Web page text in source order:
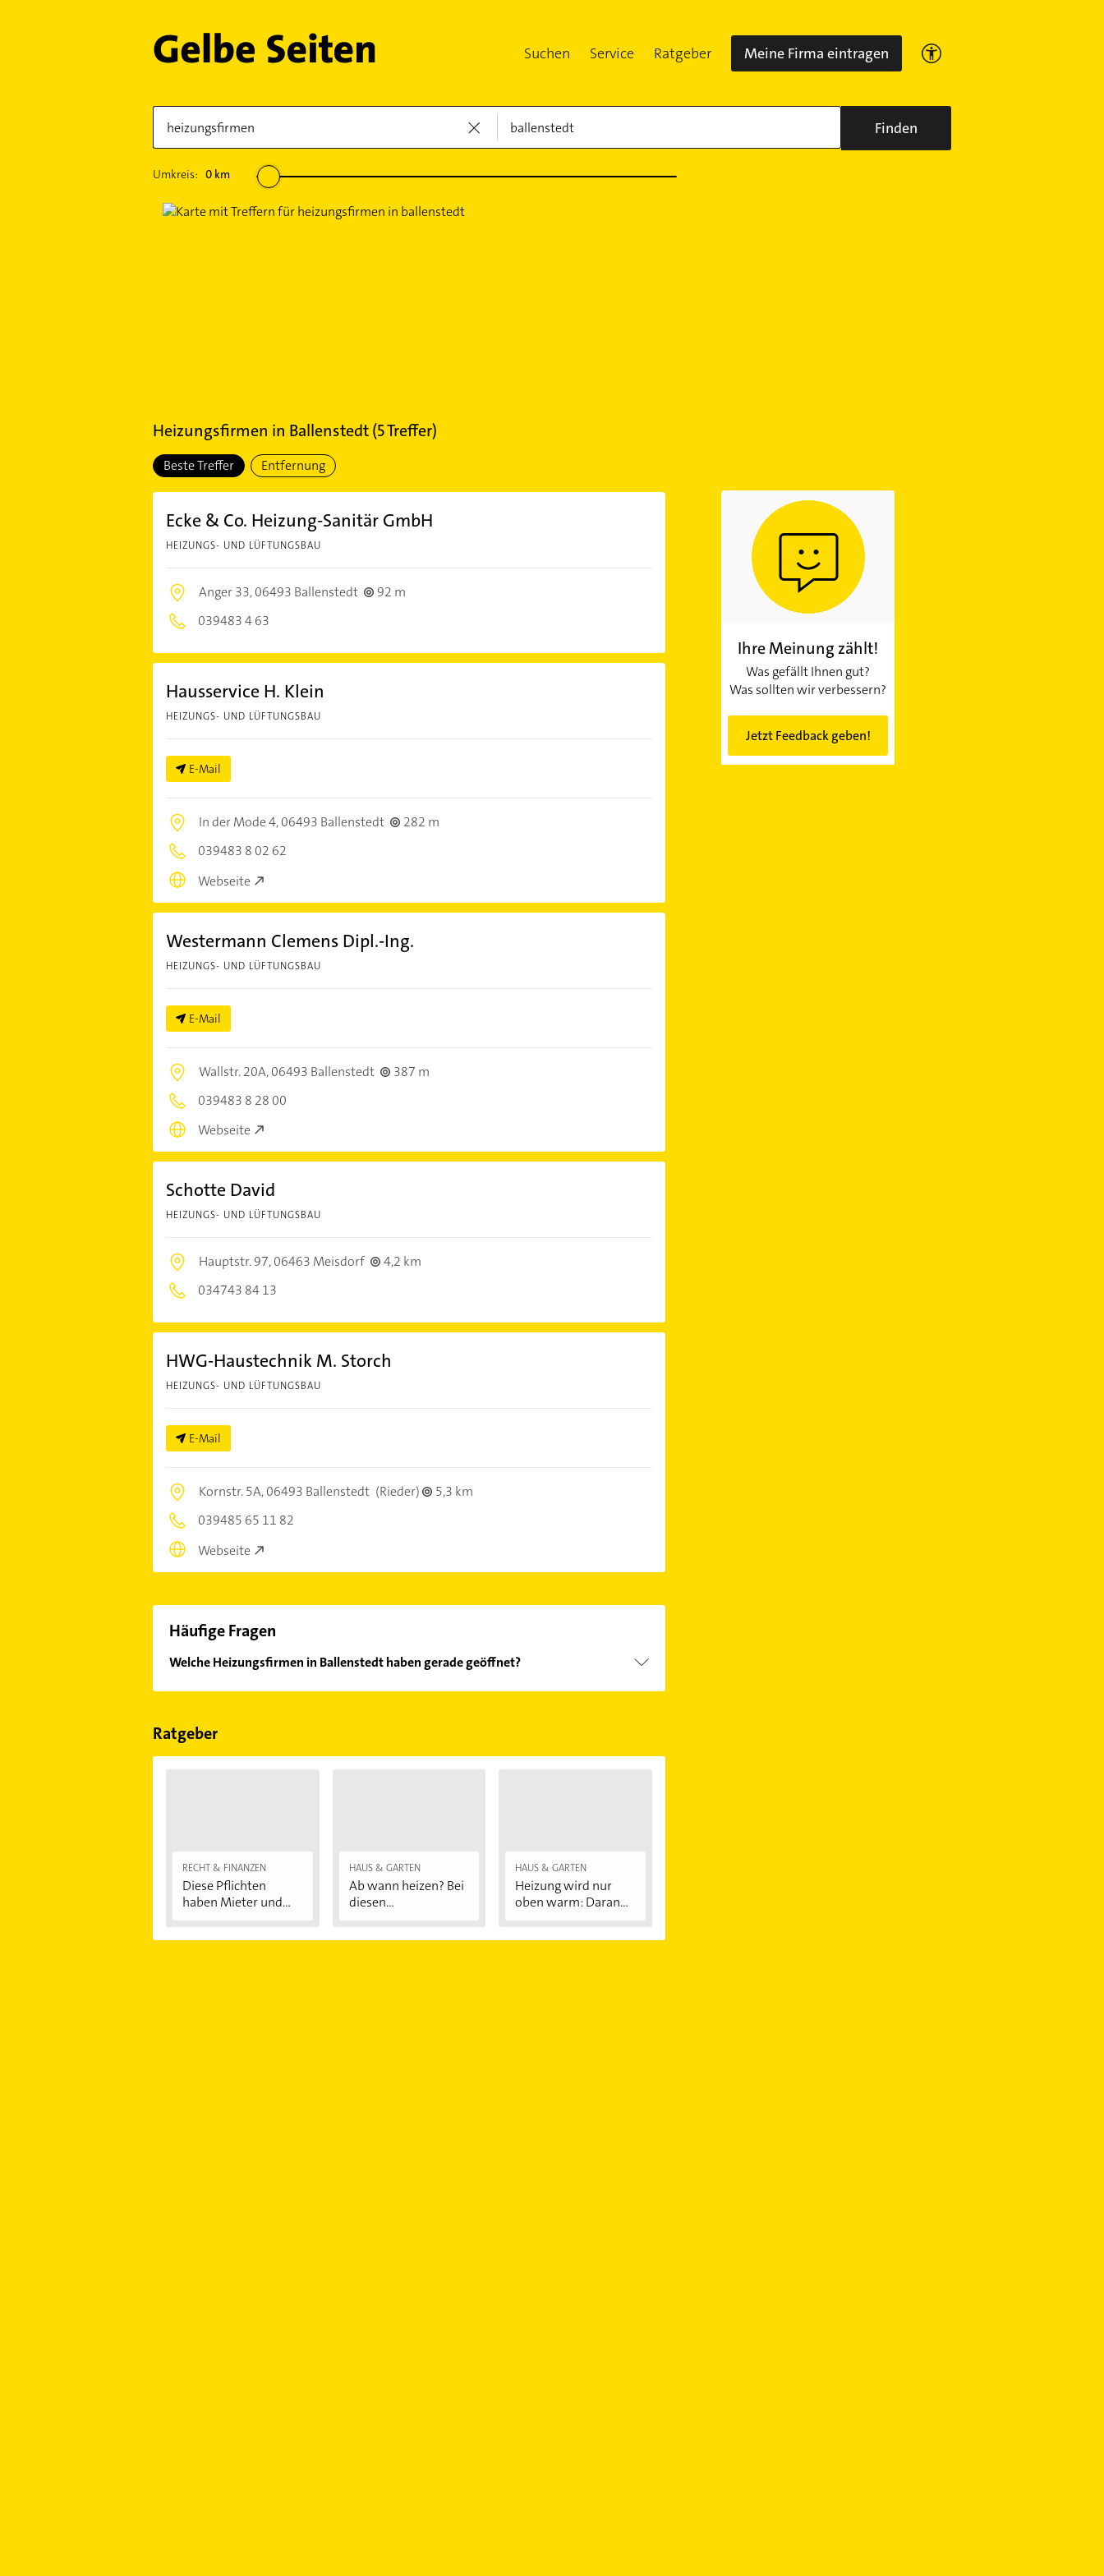
Suchen Service Ratgeber Meine Firma eintragen
Finden
Umkreis: 0km
Heizungsfirmen in Ballenstedt(5Treffer)
Beste Treffer Entfernung
Ecke & Co. Heizung-Sanitär GmbH
HEIZUNGS- UND LÜFTUNGSBAU
Anger 33,06493 Ballenstedt
92 m
039483 4 63
Hausservice H. Klein
HEIZUNGS- UND LÜFTUNGSBAU
E-Mail
In der Mode 4,06493 Ballenstedt
282 m
039483 8 02 62
Webseite
Westermann Clemens Dipl.-Ing.
HEIZUNGS- UND LÜFTUNGSBAU
E-Mail
Wallstr. 20A,06493 Ballenstedt
387 m
039483 8 28 00
Webseite
Schotte David
HEIZUNGS- UND LÜFTUNGSBAU
Hauptstr. 97,06463 Meisdorf
4,2 km
034743 84 13
HWG-Haustechnik M. Storch
HEIZUNGS- UND LÜFTUNGSBAU
E-Mail
Kornstr. 5A,06493 Ballenstedt (Rieder)
5,3 km
039485 65 11 82
Webseite
Häufige Fragen
Welche Heizungsfirmen in Ballenstedt haben gerade geöffnet?
Im Anbieter-Bereich finden Sie alleÖffnungszeiten. Bitte beachten Sie, dass diese an
Ratgeber
RECHT & FINANZEN
Diese Pflichten
haben Mieter und...
HAUS & GARTEN
Ab wann heizen? Bei
diesen
HAUS & GARTEN
Heizung wird nur
oben warm: Daran...
Ihre Meinung zählt!
Was gefällt Ihnen gut?
Was sollten wir verbessern?
Jetzt Feedback geben!